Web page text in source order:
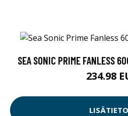
SEA SONIC PRIME FANLESS
234.98